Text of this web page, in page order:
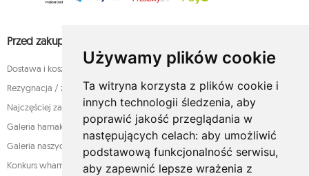
Używamy plików cookie
Ta witryna korzysta z plików cookie i
innych technologii śledzenia, aby
poprawić jakość przeglądania w
następujących celach: aby umożliwić
podstawową funkcjonalność serwisu,
aby zapewnić lepsze wrażenia z
Przed zakupem
Dostawa i koszty
Rezygnacja / zwrot produktów w terminie 14 dni
Najczęściej zadawane pytania przed zakupem
Galeria hamaków
Galeria naszych klientów
Konkurs whamaku - rozstrzygnięty!